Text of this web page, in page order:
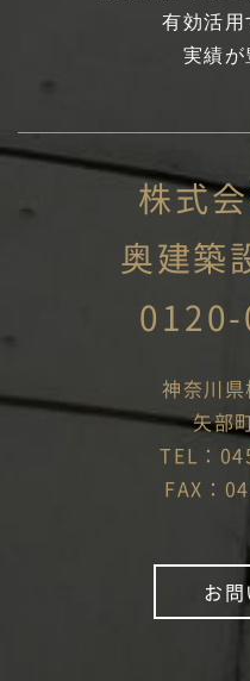
有効活用
実績が
株式
奥建築
神奈川
矢部
TEL：
FAX：
お